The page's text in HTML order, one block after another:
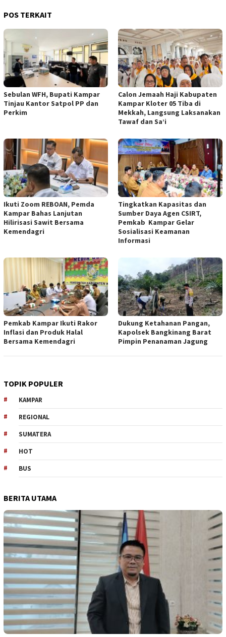
POS TERKAIT
Sebulan WFH, Bupati Kampar
Tinjau Kantor Satpol PP dan
Perkim
Calon Jemaah Haji Kabupaten
Kampar Kloter 05 Tiba di
Mekkah, Langsung Laksanakan
Tawaf dan Sa’i
Ikuti Zoom REBOAN, Pemda
Kampar Bahas Lanjutan
Hilirisasi Sawit Bersama
Kemendagri
Tingkatkan Kapasitas dan
Sumber Daya Agen CSIRT,
Pemkab Kampar Gelar
Sosialisasi Keamanan
Informasi
Pemkab Kampar Ikuti Rakor
Inflasi dan Produk Halal
Bersama Kemendagri
Dukung Ketahanan Pangan,
Kapolsek Bangkinang Barat
Pimpin Penanaman Jagung
TOPIK POPULER
KAMPAR
REGIONAL
SUMATERA
HOT
BUS
BERITA UTAMA